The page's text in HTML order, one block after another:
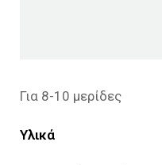
Για 8-10 μερίδες
Υλικά